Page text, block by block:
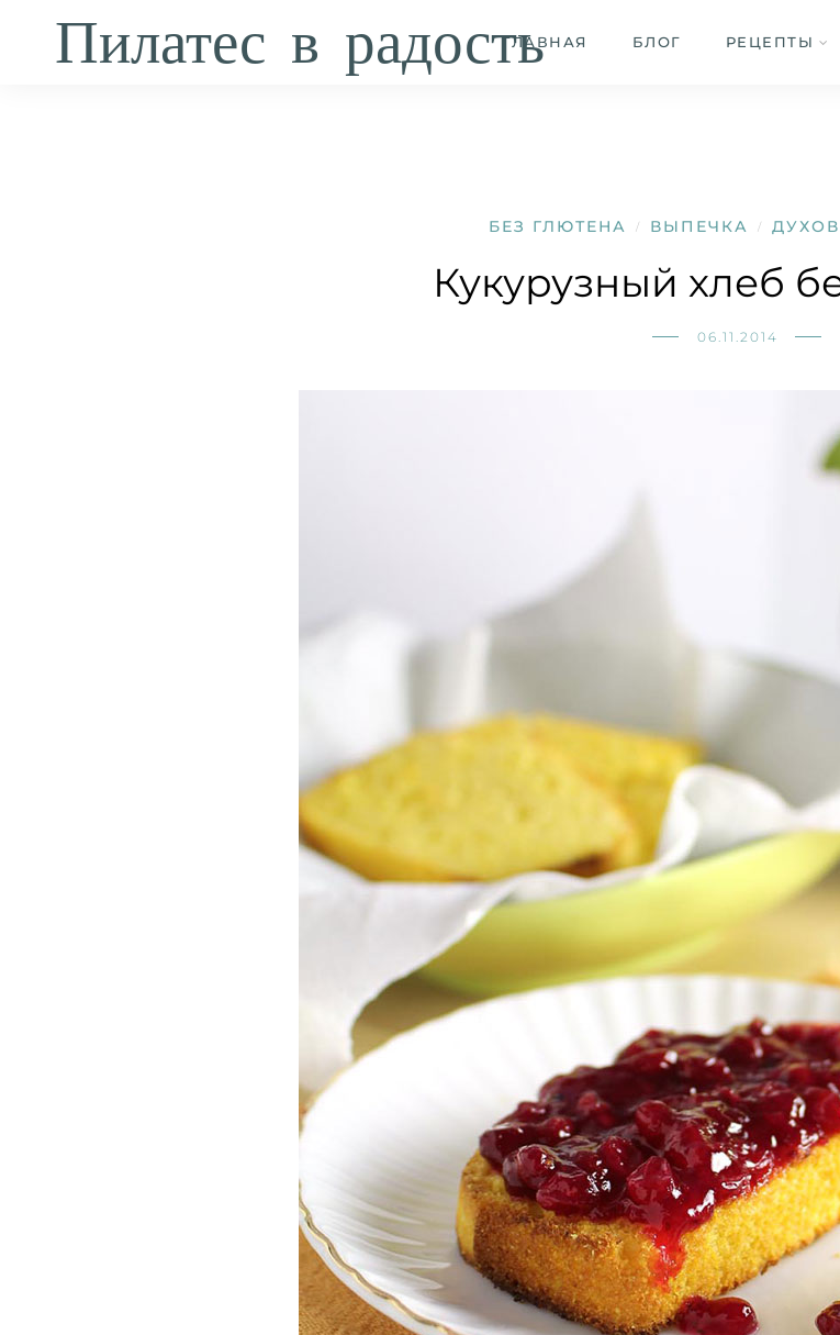
Пилатес в радостьГЛАВНАЯ БЛОГ РЕЦЕПТЫ
БЕЗ ГЛЮТЕНА / ВЫПЕЧКА /
Кукурузный хлеб
06.11.2014